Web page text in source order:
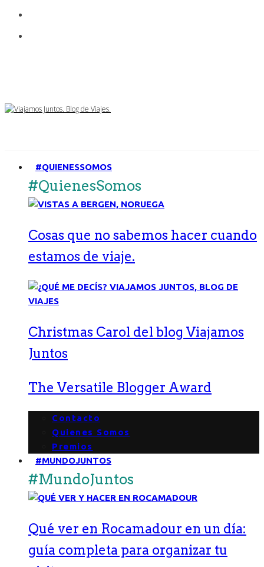
#QUIENESSOMOS
#QuienesSomos
Cosas que no sabemos hacer cuando
estamos de viaje.
Christmas Carol del blog Viajamos
Juntos
The Versatile Blogger Award
Contacto
Quienes Somos
Premios
#MUNDOJUNTOS
#MundoJuntos
Qué ver en Rocamadour en un día:
guía completa para organizar tu